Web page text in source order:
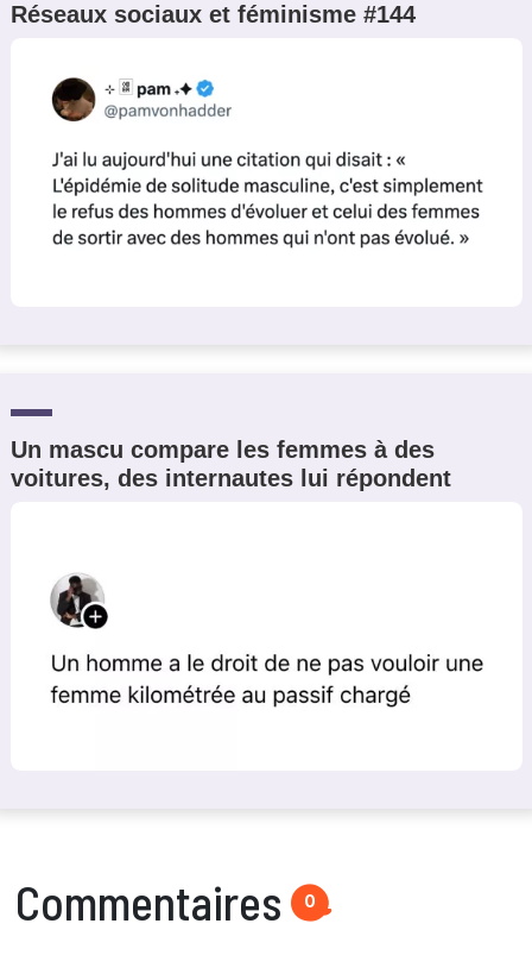
Réseaux sociaux et féminisme #144
Un mascu compare les femmes à des
voitures, des internautes lui répondent
Commentaires 0